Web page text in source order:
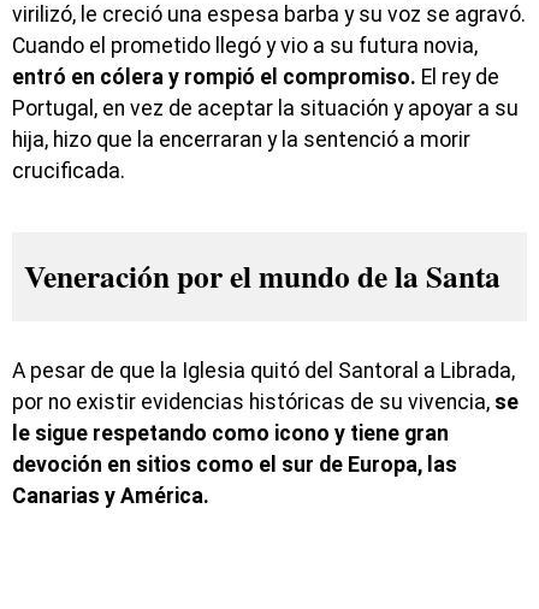
virilizó, le creció una espesa barba y su voz se agravó.
Cuando el prometido llegó y vio a su futura novia,
entró en cólera y rompió el compromiso. El rey de
Portugal, en vez de aceptar la situación y apoyar a su
hija, hizo que la encerraran y la sentenció a morir
crucificada.
Veneración por el mundo de la Santa
A pesar de que la Iglesia quitó del Santoral a Librada,
por no existir evidencias históricas de su vivencia, se
le sigue respetando como icono y tiene gran
devoción en sitios como el sur de Europa, las
Canarias y América.